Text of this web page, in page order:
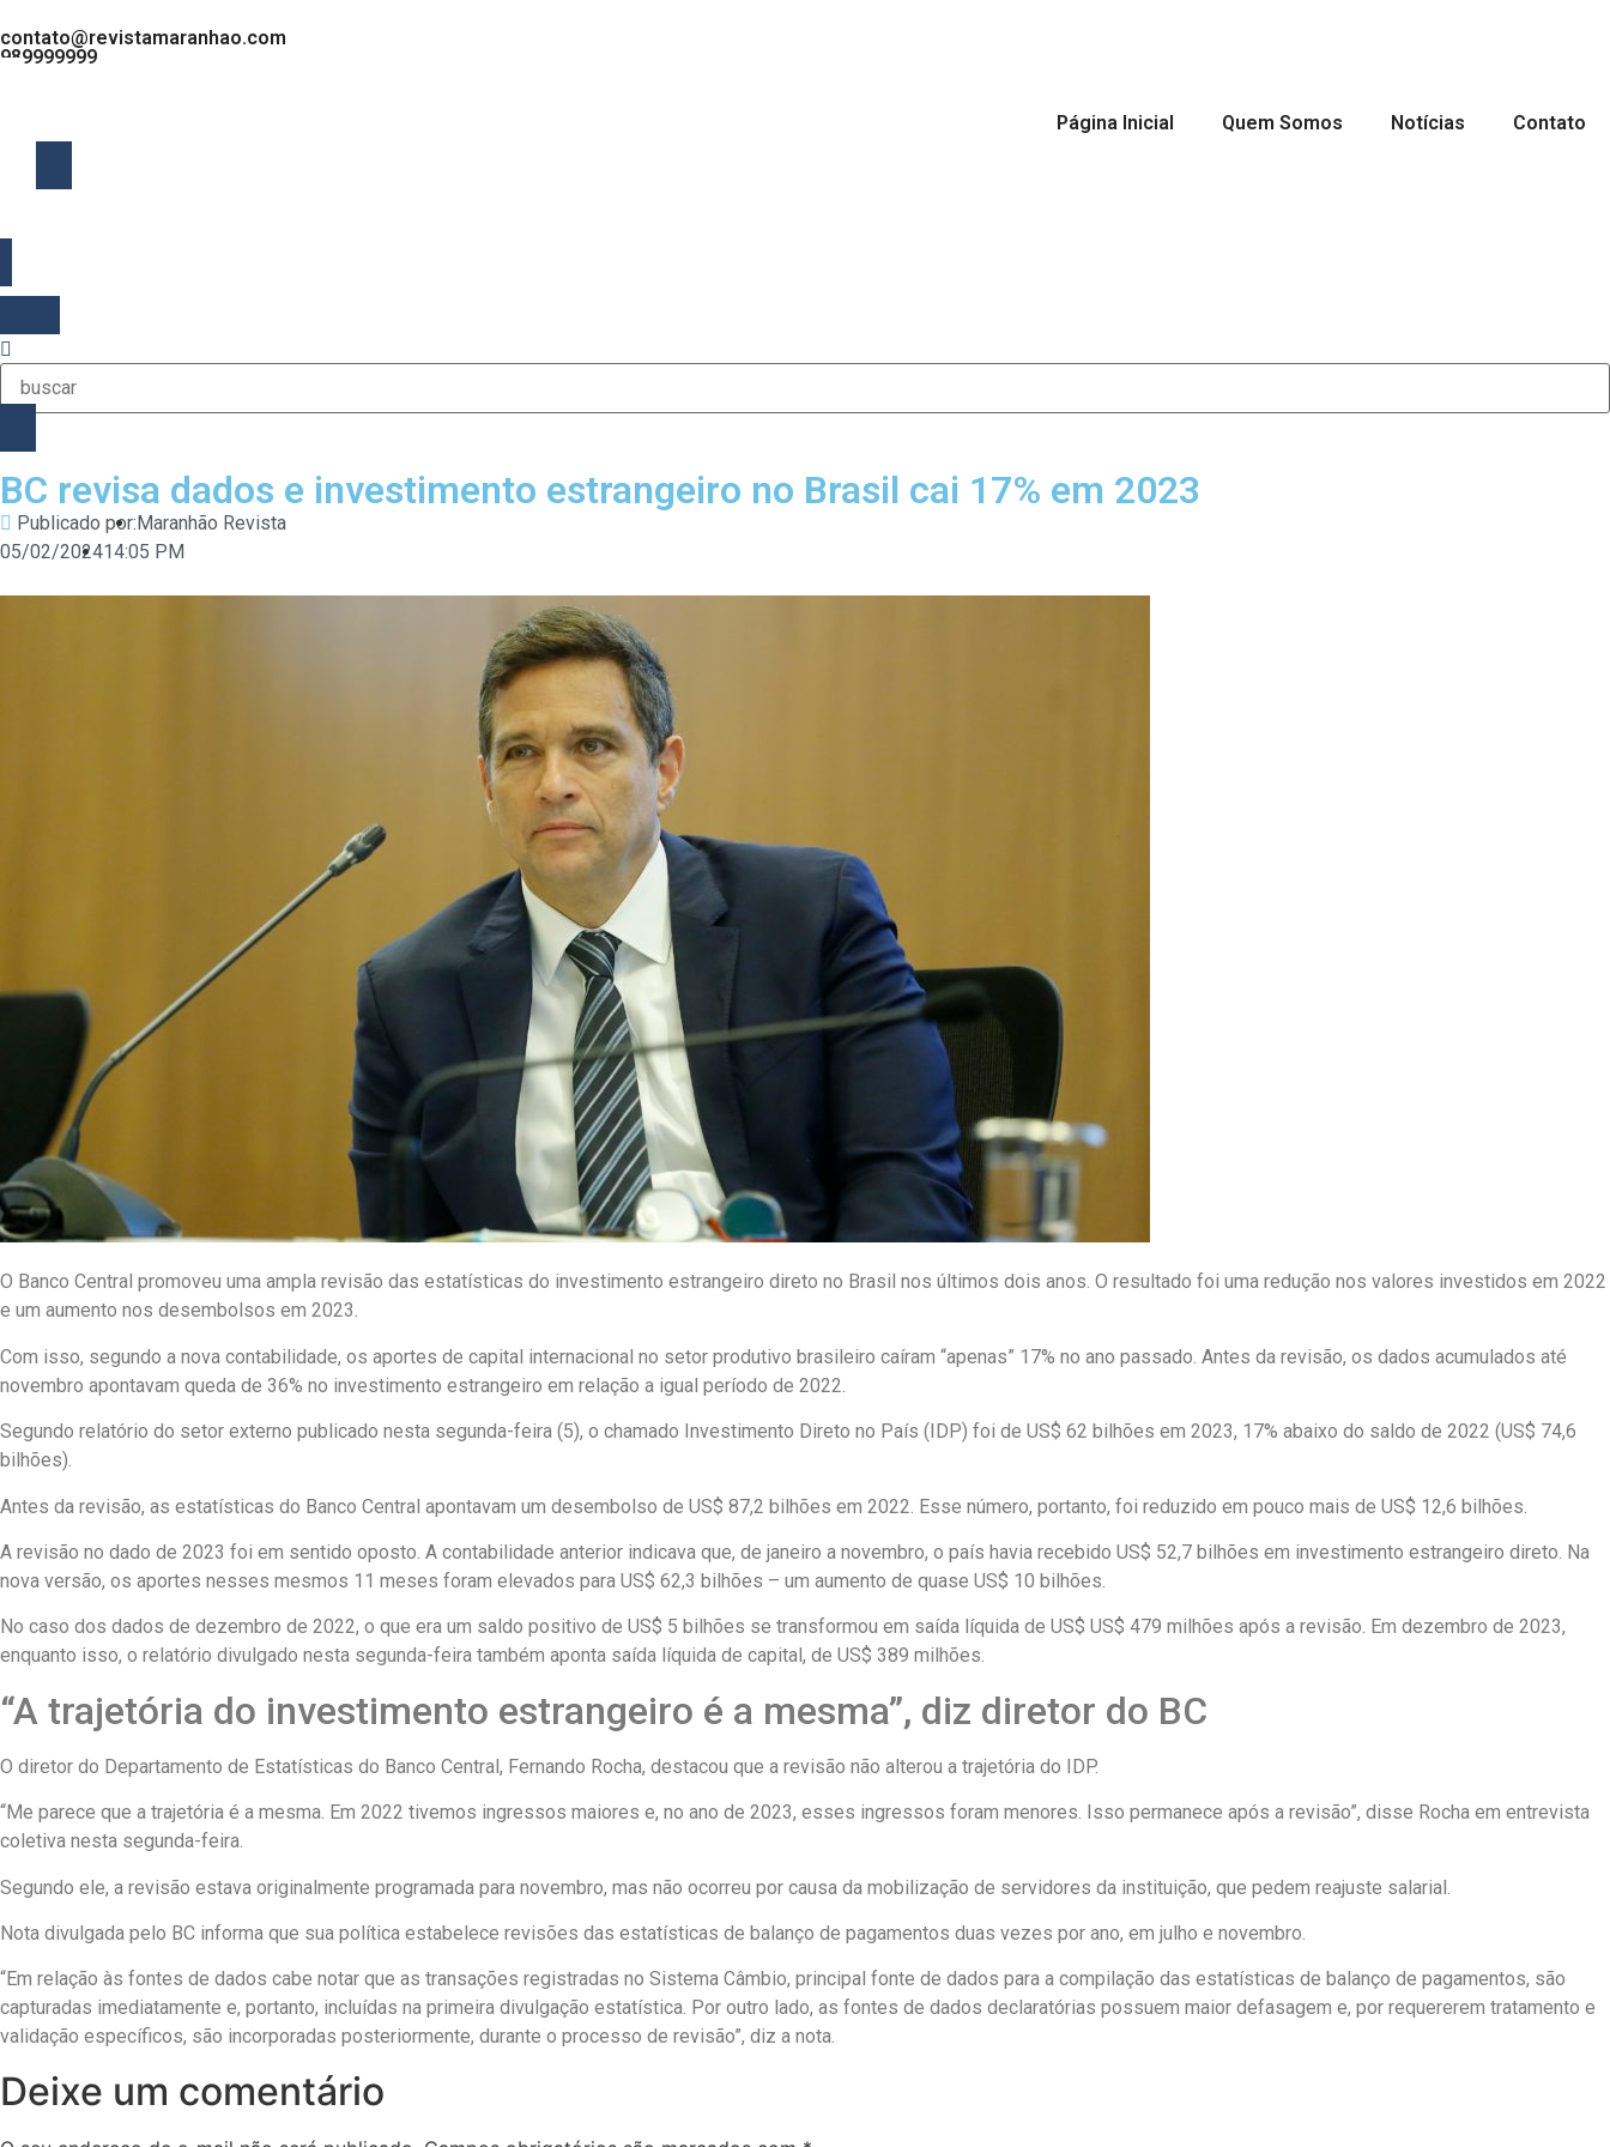
contato@revistamaranhao.com
989999999
Página Inicial Quem Somos Notícias Contato
MENU
BC revisa dados e investimento estrangeiro no Brasil cai 17% em 2023
Publicado por:Maranhão Revista
05/02/202414:05 PM
O Banco Central promoveu uma ampla revisão das estatísticas do investimento estrangeiro direto no Brasil nos últimos dois anos. O resultado foi uma redução nos valores investidos em 2022
e um aumento nos desembolsos em 2023.
Com isso, segundo a nova contabilidade, os aportes de capital internacional no setor produtivo brasileiro caíram “apenas” 17% no ano passado. Antes da revisão, os dados acumulados até
novembro apontavam queda de 36% no investimento estrangeiro em relação a igual período de 2022.
Segundo relatório do setor externo publicado nesta segunda-feira (5), o chamado Investimento Direto no País (IDP) foi de US$ 62 bilhões em 2023, 17% abaixo do saldo de 2022 (US$ 74,6
bilhões).
Antes da revisão, as estatísticas do Banco Central apontavam um desembolso de US$ 87,2 bilhões em 2022. Esse número, portanto, foi reduzido em pouco mais de US$ 12,6 bilhões.
A revisão no dado de 2023 foi em sentido oposto. A contabilidade anterior indicava que, de janeiro a novembro, o país havia recebido US$ 52,7 bilhões em investimento estrangeiro direto. Na
nova versão, os aportes nesses mesmos 11 meses foram elevados para US$ 62,3 bilhões – um aumento de quase US$ 10 bilhões.
No caso dos dados de dezembro de 2022, o que era um saldo positivo de US$ 5 bilhões se transformou em saída líquida de US$ US$ 479 milhões após a revisão. Em dezembro de 2023,
enquanto isso, o relatório divulgado nesta segunda-feira também aponta saída líquida de capital, de US$ 389 milhões.
“A trajetória do investimento estrangeiro é a mesma”, diz diretor do BC
O diretor do Departamento de Estatísticas do Banco Central, Fernando Rocha, destacou que a revisão não alterou a trajetória do IDP.
“Me parece que a trajetória é a mesma. Em 2022 tivemos ingressos maiores e, no ano de 2023, esses ingressos foram menores. Isso permanece após a revisão”, disse Rocha em entrevista
coletiva nesta segunda-feira.
Segundo ele, a revisão estava originalmente programada para novembro, mas não ocorreu por causa da mobilização de servidores da instituição, que pedem reajuste salarial.
Nota divulgada pelo BC informa que sua política estabelece revisões das estatísticas de balanço de pagamentos duas vezes por ano, em julho e novembro.
“Em relação às fontes de dados cabe notar que as transações registradas no Sistema Câmbio, principal fonte de dados para a compilação das estatísticas de balanço de pagamentos, são
capturadas imediatamente e, portanto, incluídas na primeira divulgação estatística. Por outro lado, as fontes de dados declaratórias possuem maior defasagem e, por requererem tratamento e
validação específicos, são incorporadas posteriormente, durante o processo de revisão”, diz a nota.
Deixe um comentário